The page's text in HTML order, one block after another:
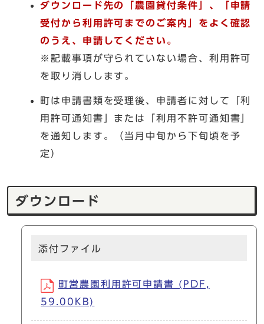
ダウンロード先の
「農園貸付条件」、「申請
受付から利用許可までのご案内」をよく確認
のうえ、申請してください。
※記載事項が守られていない場合、利用許可
を取り消しします。
町は申請書類を受理後、申請者に対して「利
用許可通知書」または「利用不許可通知書」
を通知します。（当月中旬から下旬頃を予
定）
ダウンロード
添付ファイル
町営農園利用許可申請書 (PDF,
59.00KB)